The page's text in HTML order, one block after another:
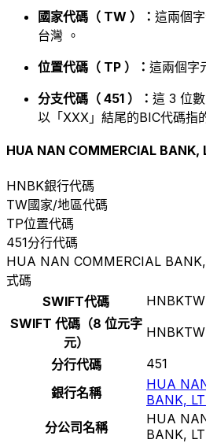
國家代碼（ TW ）： 這兩個
台灣 。
位置代碼（ TP ）： 這兩個字
分支代碼（ 451 ）： 這 3 位
以「XXX」結尾的BIC代碼指
HUA NAN COMMERCIAL BANK,
HNBK銀行代碼
TW國家/地區代碼
TP位置代碼
451分行代碼
HUA NAN COMMERCIAL
式碼
SWIFT代碼
SWIFT 代碼（8 位元字
元）
分行代碼
451
銀行名稱
HUA
BANK,
分公司名稱
HUA
BANK,